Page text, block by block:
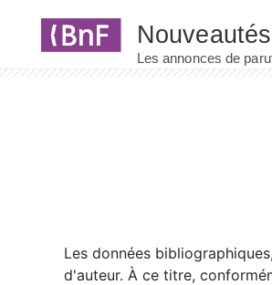
Les données
d'auteur. À ce titre,